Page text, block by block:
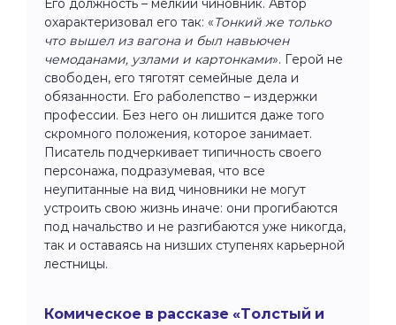
Его должность – мелкий чиновник. Автор
охарактеризовал его так: «Тонкий же только
что вышел из вагона и был навьючен
чемоданами, узлами и картонками». Герой не
свободен, его тяготят семейные дела и
обязанности. Его раболепство – издержки
профессии. Без него он лишится даже того
скромного положения, которое занимает.
Писатель подчеркивает типичность своего
персонажа, подразумевая, что все
неупитанные на вид чиновники не могут
устроить свою жизнь иначе: они прогибаются
под начальство и не разгибаются уже никогда,
так и оставаясь на низших ступенях карьерной
лестницы.
Комическое в рассказе «Толстый и